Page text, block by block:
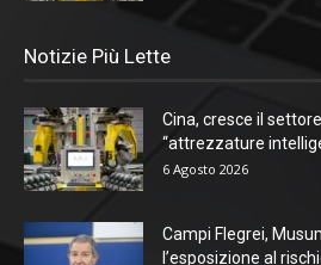
Notizie Più Lette
Cina, cresce il
“attrezzature
6 Agosto 2026
Campi Flegrei,
l’esposizione al